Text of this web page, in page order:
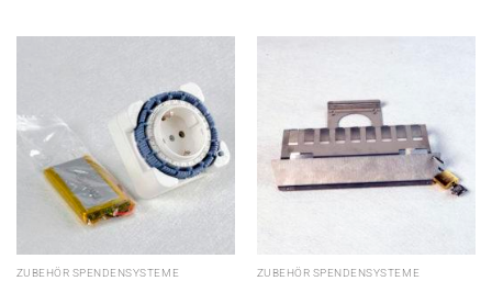
ZUBEHÖR SPENDENSYSTEME ZUBEHÖR SPENDENSYSTEME